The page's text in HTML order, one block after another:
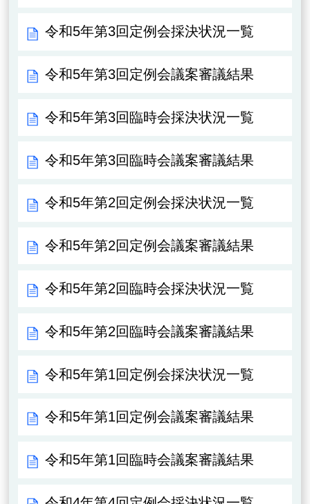
令和5年第3回定例会採決状況一覧
令和5年第3回定例会議案審議結果
令和5年第3回臨時会採決状況一覧
令和5年第3回臨時会議案審議結果
令和5年第2回定例会採決状況一覧
令和5年第2回定例会議案審議結果
令和5年第2回臨時会採決状況一覧
令和5年第2回臨時会議案審議結果
令和5年第1回定例会採決状況一覧
令和5年第1回定例会議案審議結果
令和5年第1回臨時会議案審議結果